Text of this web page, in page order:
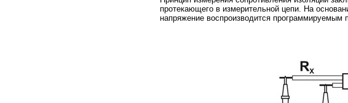
протекающего в измерительной цепи. На
напряжение воспроизводится программируемым